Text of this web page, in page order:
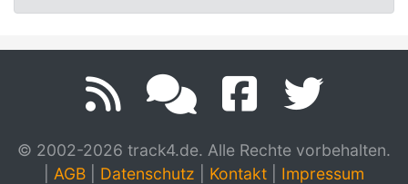
© 2002-2026 track4.de. Alle Rechte vorbehalten.
AGB Datenschutz Kontakt
Impressum